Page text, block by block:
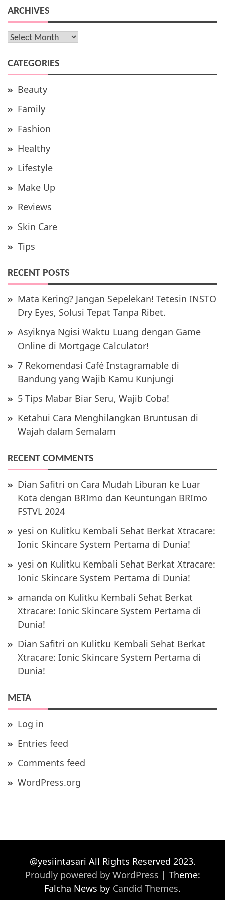
ARCHIVES
Archives
CATEGORIES
Beauty
Family
Fashion
Healthy
Lifestyle
Make Up
Reviews
Skin Care
Tips
RECENT POSTS
Mata Kering? Jangan Sepelekan! Tetesin INSTO
Dry Eyes, Solusi Tepat Tanpa Ribet.
Asyiknya Ngisi Waktu Luang dengan Game
Online di Mortgage Calculator!
7 Rekomendasi Café Instagramable di
Bandung yang Wajib Kamu Kunjungi
5 Tips Mabar Biar Seru, Wajib Coba!
Ketahui Cara Menghilangkan Bruntusan di
Wajah dalam Semalam
RECENT COMMENTS
Dian Safitri on Cara Mudah Liburan ke Luar
Kota dengan BRImo dan Keuntungan BRImo
FSTVL 2024
yesi on Kulitku Kembali Sehat Berkat Xtracare:
Ionic Skincare System Pertama di Dunia!
yesi on Kulitku Kembali Sehat Berkat Xtracare:
Ionic Skincare System Pertama di Dunia!
amanda on Kulitku Kembali Sehat Berkat
Xtracare: Ionic Skincare System Pertama di
Dunia!
Dian Safitri on Kulitku Kembali Sehat Berkat
Xtracare: Ionic Skincare System Pertama di
Dunia!
META
Log in
Entries feed
Comments feed
WordPress.org
@yesiintasari All Rights Reserved 2023.
Proudly powered by WordPress | Theme:
Falcha News by Candid Themes.